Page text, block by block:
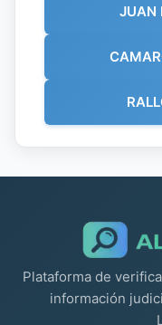
JUAN
Plataforma de
información